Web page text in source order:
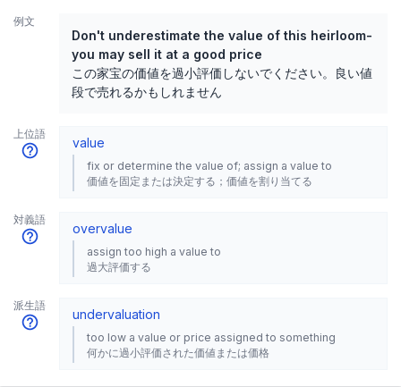
例文
Don't underestimate the value of this heirloom-
you may sell it at a good price
この家宝の価値を過小評価しないでください。良い値
段で売れるかもしれません
上位語
value
fix or determine the value of; assign a value to
価値を固定または決定する；価値を割り当てる
対義語
overvalue
assign too high a value to
過大評価する
派生語
undervaluation
too low a value or price assigned to something
何かに過小評価された価値または価格